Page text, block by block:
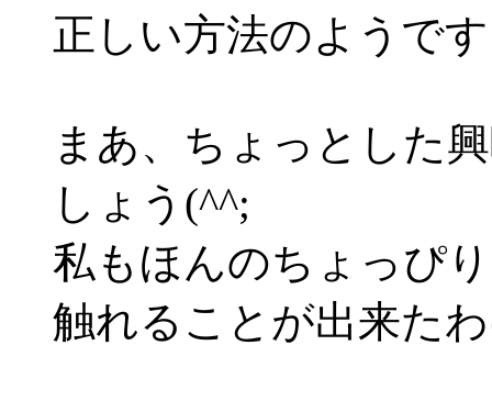
正しい方法のようで
まあ、ちょっとした
しょう(^^;
私もほんのちょっぴ
触れることが出来た